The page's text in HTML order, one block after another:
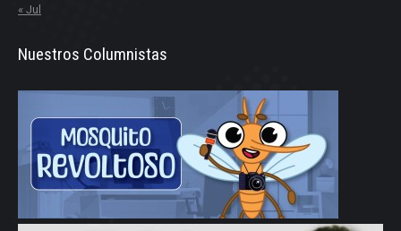
« Jul
Nuestros Columnistas